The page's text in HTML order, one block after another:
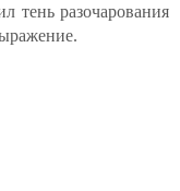
тень разочарования